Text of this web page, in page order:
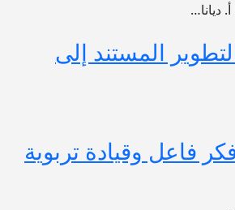
ديانا…
المستند إلى
فاعل وقيادة تربوية